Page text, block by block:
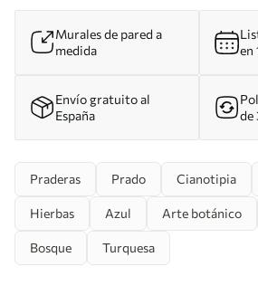
Murales de pared a
medida
en
Envío gratuito al
España
de
Praderas Prado Cianotipia
Hierbas Azul Arte botánico
Bosque Turquesa